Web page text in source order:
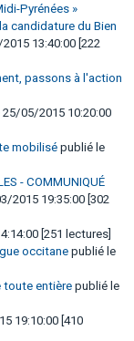
Pyrénées »
candidature du Bien
13:40:00 [222
passons à l'action
05/2015 10:20:00
mobilisé publié le
- COMMUNIQUÉ
2015 19:35:00 [302
[251 lectures]
occitane publié le
toute entière publié le
19:10:00 [410